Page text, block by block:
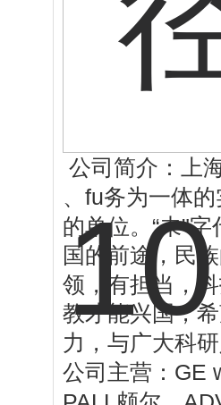
公司简介：上
、 fu务为一体
的单位。 “未"字
国的前途，民
领，有担当，
教才能兴国，
力，与广大科
公司主营： GE